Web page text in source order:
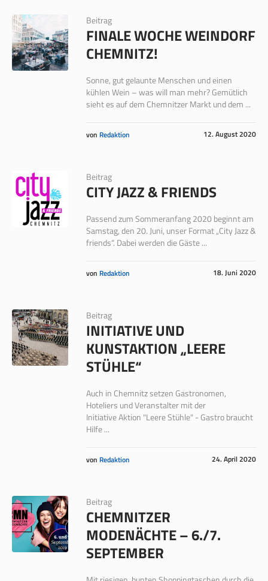
Beitrag
FINALE WOCHE WEINDORF
CHEMNITZ!
Sonne, gut gelaunte Menschen und einen
kühlen Wein – was will man mehr? Gemütlich
sieht es auf dem Chemnitzer Markt und dem ...
12. August 2020
von Redaktion
Beitrag
CITY JAZZ & FRIENDS
Passend zum Sommeranfang 2020 beginnt am
Samstag, den 20. Juni, unser Format „City Jazz &
friends“. Dabei werden die Gäste ...
18. Juni 2020
von Redaktion
Beitrag
INITIATIVE UND
KUNSTAKTION „LEERE
STÜHLE“
Auch in Chemnitz setzen Gastronomen,
Hoteliers und Veranstalter mit der
Initiative Aktion "Leere Stühle" - Gastro braucht
Hilfe ...
24. April 2020
von Redaktion
Beitrag
CHEMNITZER
MODENÄCHTE – 6./7.
SEPTEMBER